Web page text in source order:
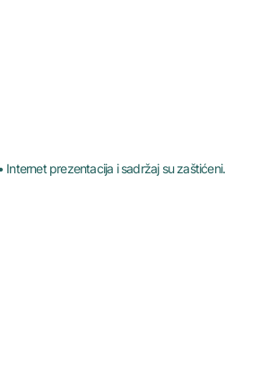
prezentacija i sadržaj su zaštićeni.